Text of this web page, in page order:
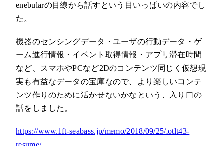
enebularの目線から話すという目いっぱいの内容でし
た。
機器のセンシングデータ・ユーザの行動データ・ゲ
ーム進行情報・イベント取得情報・アプリ滞在時間
など、スマホやPCなど2Dのコンテンツ同じく仮想現
実も有益なデータの宝庫なので、より楽しいコンテ
ンツ作りのために活かせないかなという、入り口の
話をしました。
https://www.1ft-seabass.jp/memo/2018/09/25/iotlt43-